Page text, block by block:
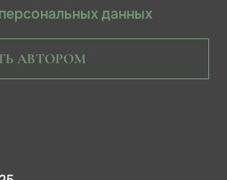
данных
АВТОРОМ